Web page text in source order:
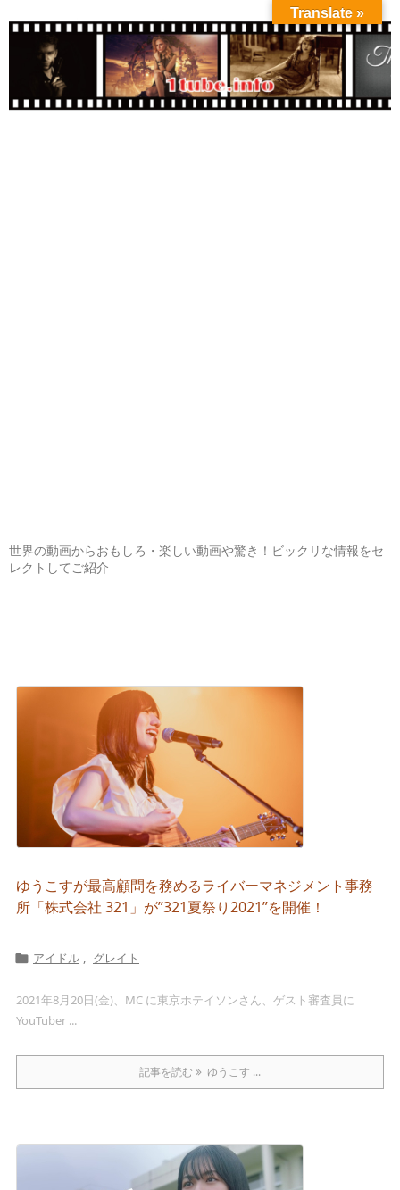
世界の動画からおもしろ・楽しい動画や驚き！ビックリな情報をセ
レクトしてご紹介
ゆうこすが最高顧問を務めるライバーマネジメント事務
所「株式会社 321」が”321夏祭り2021”を開催！
 アイドル , グレイト
2021年8月20日(金)、MC に東京ホテイソンさん、ゲスト審査員に
YouTuber ...
記事を読む ゆうこす ...
Translate »